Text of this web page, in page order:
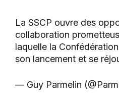
La SSCP ouvre des
collaboration
laquelle la
son lancement et se
— Guy Parmelin